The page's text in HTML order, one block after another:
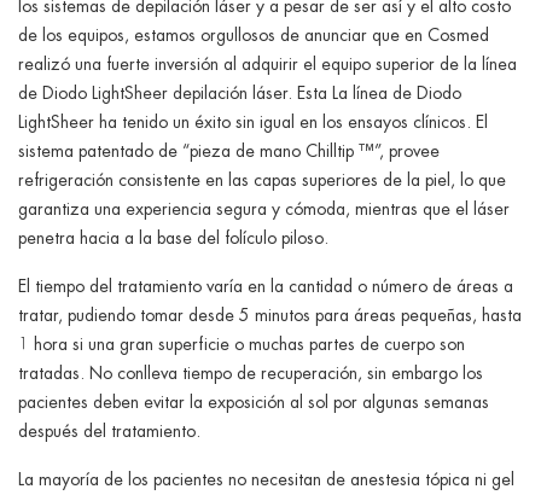
los sistemas de depilación láser y a pesar de ser así y el alto costo
de los equipos, estamos orgullosos de anunciar que en Cosmed
realizó una fuerte inversión al adquirir el equipo superior de la línea
de Diodo LightSheer depilación láser. Esta La línea de Diodo
LightSheer ha tenido un éxito sin igual en los ensayos clínicos. El
sistema patentado de “pieza de mano Chilltip ™”, provee
refrigeración consistente en las capas superiores de la piel, lo que
garantiza una experiencia segura y cómoda, mientras que el láser
penetra hacia a la base del folículo piloso.
El tiempo del tratamiento varía en la cantidad o número de áreas a
tratar, pudiendo tomar desde 5 minutos para áreas pequeñas, hasta
1 hora si una gran superficie o muchas partes de cuerpo son
tratadas. No conlleva tiempo de recuperación, sin embargo los
pacientes deben evitar la exposición al sol por algunas semanas
después del tratamiento.
La mayoría de los pacientes no necesitan de anestesia tópica ni gel